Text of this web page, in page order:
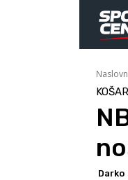
Darko